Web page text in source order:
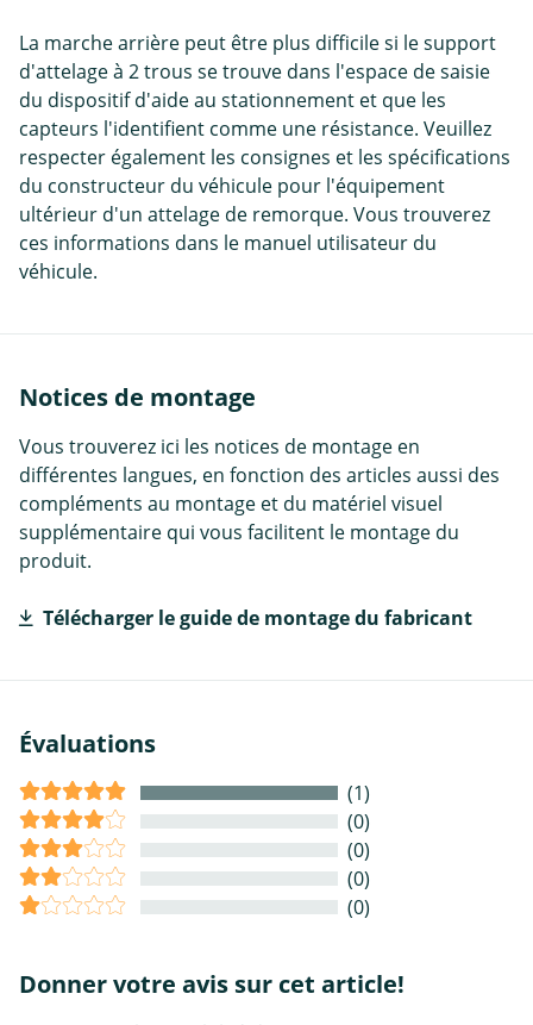
La marche arrière peut être plus difficile si le support
d'attelage à 2 trous se trouve dans l'espace de saisie
du dispositif d'aide au stationnement et que les
capteurs l'identifient comme une résistance. Veuillez
respecter également les consignes et les spécifications
du constructeur du véhicule pour l'équipement
ultérieur d'un attelage de remorque. Vous trouverez
ces informations dans le manuel utilisateur du
véhicule.
Notices de montage
Vous trouverez ici les notices de montage en
différentes langues, en fonction des articles aussi des
compléments au montage et du matériel visuel
supplémentaire qui vous facilitent le montage du
produit.
Télécharger le guide de montage du fabricant
Évaluations
(1)
(0)
(0)
(0)
(0)
Donner votre avis sur cet article!